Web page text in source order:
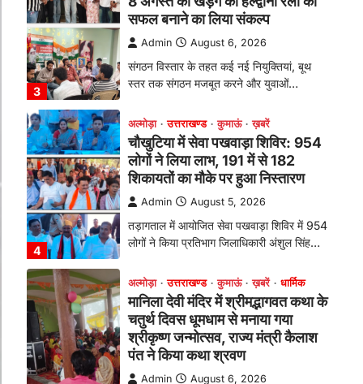
4
Admin August 5, 2026
लोगों ने किया प्रतिभाग जिलाधिकारी अंशुल सिंह…
1
अल्मोड़ा उत्तराखण्ड कुमाऊं ख़बरें धार्मिक
चतुर्थ दिवस धूमधाम से मनाया गया
श्रीकृष्ण जन्मोत्सव, राज्य मंत्री कैलाश
पंत ने किया कथा श्रवण
Admin August 6, 2026
रानीखेत। मानिला देवी मंदिर, कमराड़/विनायक क्षेत्र
में आयोजित श्रीमद्भागवत कथा के चतुर्थ दिवस
गुरुवार को…
अल्मोड़ा उत्तराखण्ड कुमाऊं ख़बरें
रानीखेत में शिक्षा-स्वास्थ्य व्यवस्था पर
फूटा कांग्रेस का गुस्सा, मंत्री और
सरकार का पुतला फूंका
Admin August 6, 2026